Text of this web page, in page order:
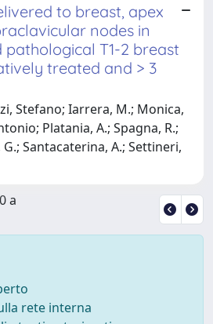
to breast, apex
nodes in
T1-2 breast
treated and > 3
Stefano; Iarrera, M.; Monica,
Platania, A.; Spagna, R.;
Santacaterina, A.; Settineri,
a
rete interna